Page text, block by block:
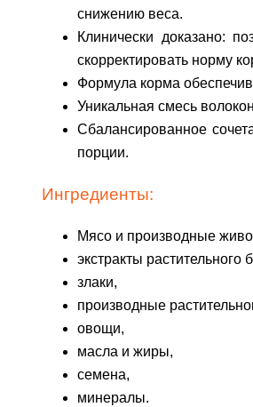
снижению веса.
Клинически доказано:
скорректировать норму
Формула корма
Уникальная смесь
Сбалансированное
порции.
Ингредиенты:
Мясо и производные
экстракты растительного
злаки,
производные
овощи,
масла и жиры,
семена,
минералы.